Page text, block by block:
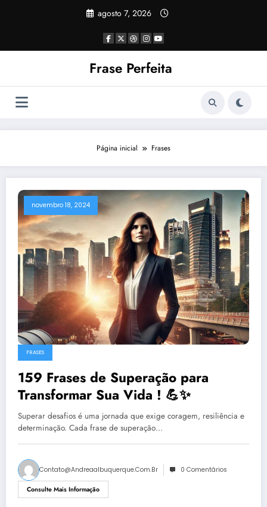
agosto 7, 2026
Frase Perfeita
Página inicial Frases
novembro 18, 2024
FRASES
159 Frases de Superação para
Transformar Sua Vida ! 💪✨
Superar desafios é uma jornada que exige coragem, resiliência e
determinação. Cada frase de superação…
Contato@andreaalbuquerque.com.br 0 Comentários
Consulte Mais Informação